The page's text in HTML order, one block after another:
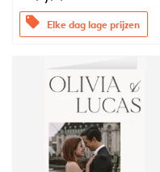
offers Elke dag lage prijzen